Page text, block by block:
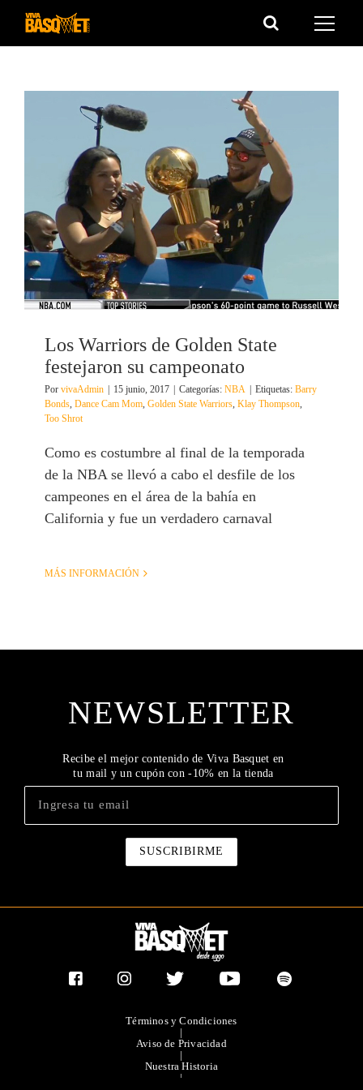
Saltar
Los Warriors de Golden State
festejaron su campeonato
Por vivaAdmin 15 junio, 2017 Categorías: NBA Etiquetas: Barry
Bonds, Dance Cam Mom, Golden State Warriors, Klay Thompson,
Too Shrot
Como es costumbre al final de la temporada
de la NBA se llevó a cabo el desfile de los
campeones en el área de la bahía en
California y fue un verdadero carnaval
MÁS INFORMACIÓN
NEWSLETTER
Recibe el mejor contenido de Viva Basquet en
tu mail y un cupón con -10% en la tienda
Términos y Condiciones
|
Aviso de Privacidad
|
Nuestra Historia
|